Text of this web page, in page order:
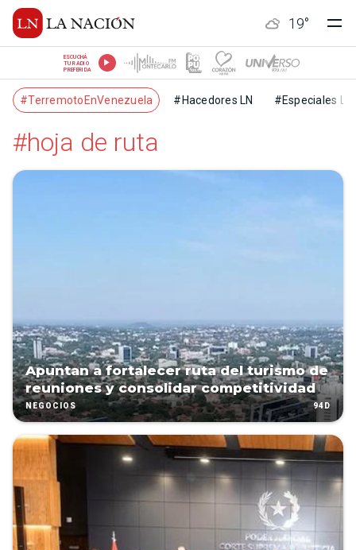
19°
ESCUCHÁ
TU RADIO
PREFERIDA
#TerremotoEnVenezuela #Hacedores LN #Especiales LN
#hoja de ruta
Apuntan a fortalecer ruta del turismo de
reuniones y consolidar competitividad
NEGOCIOS 94D